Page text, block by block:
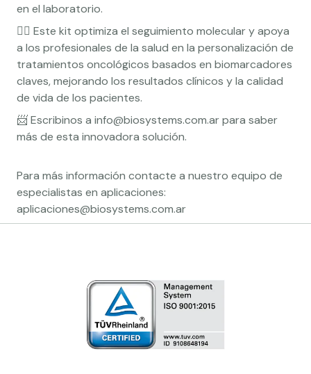
en el laboratorio.
👉🏼 Este kit optimiza el seguimiento molecular y apoya
a los profesionales de la salud en la personalización de
tratamientos oncológicos basados en biomarcadores
claves, mejorando los resultados clínicos y la calidad
de vida de los pacientes.
📨 Escribinos a info@biosystems.com.ar para saber
más de esta innovadora solución.
Para más información contacte a nuestro equipo de
especialistas en aplicaciones:
aplicaciones@biosystems.com.ar